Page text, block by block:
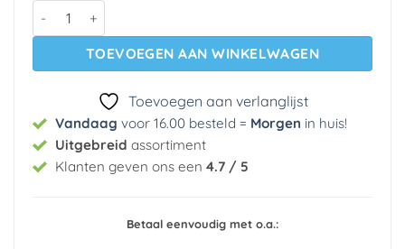
Papier behang 23214 Cozz Kidz aantal
TOEVOEGEN AAN WINKELWAGEN
Toevoegen aan verlanglijst
Vandaag voor 16.00 besteld = Morgen in huis!
Uitgebreid assortiment
Klanten geven ons een 4.7 / 5
Betaal eenvoudig met o.a.: